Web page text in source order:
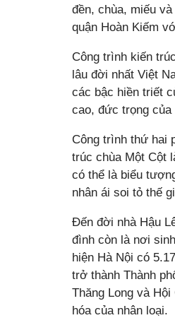
đền, chùa, miếu
quận Hoàn Kiếm
Công trình kiến
lâu đời nhất Việt
các bậc hiền triết
cao, đức trọng của
Công trình thứ hai
trúc chùa Một Cột
có thể là biểu
nhân ái soi tỏ thế
Đến đời nhà Hậu
đình còn là nơi
hiện Hà Nội có
trở thành Thành
Thăng Long và
hóa của nhân loại.